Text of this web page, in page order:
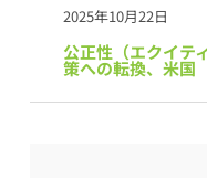
2025年10月22日
公正性（エクイテ
策への転換、米国